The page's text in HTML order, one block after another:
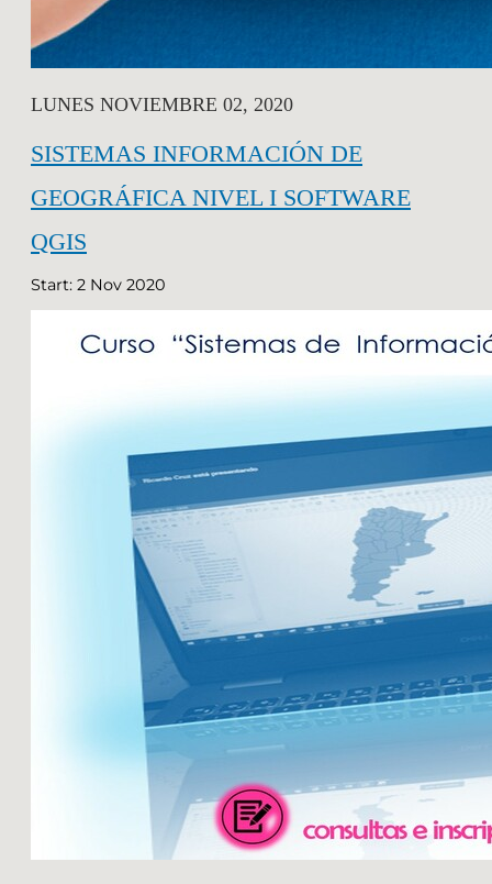
LUNES NOVIEMBRE 02, 2020
SISTEMAS INFORMACIÓN DE
GEOGRÁFICA NIVEL I SOFTWARE
QGIS
Start: 2 Nov 2020